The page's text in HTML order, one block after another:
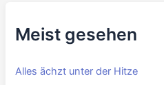
Meist gesehen
Alles ächzt unter der Hitze